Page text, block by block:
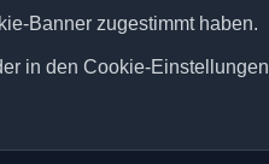
Banner zugestimmt haben.
in den Cookie-Einstellungen